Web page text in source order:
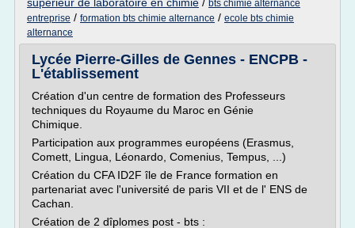
bts chimie alternance
entreprise / formation bts chimie alternance / ecole bts chimie
alternance
Lycée Pierre-Gilles de Gennes - ENCPB -
L'établissement
Création d'un centre de formation des Professeurs
techniques du Royaume du Maroc en Génie
Chimique.
Participation aux programmes européens (Erasmus,
Comett, Lingua, Léonardo, Comenius, Tempus, ...)
Création du CFA ID2F île de France formation en
partenariat avec l'université de paris VII et de l' ENS de
Cachan.
Création de 2 dîplomes post - bts :